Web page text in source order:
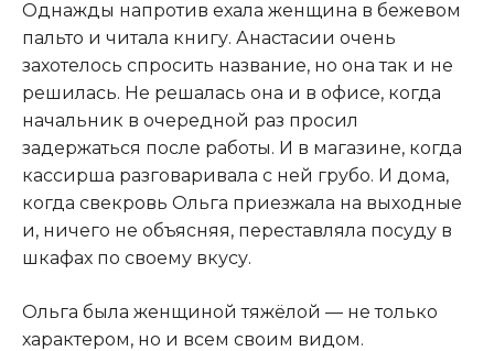
Однажды напротив ехала женщина в бежевом
пальто и читала книгу. Анастасии очень
захотелось спросить название, но она так и не
решилась. Не решалась она и в офисе, когда
начальник в очередной раз просил
задержаться после работы. И в магазине, когда
кассирша разговаривала с ней грубо. И дома,
когда свекровь Ольга приезжала на выходные
и, ничего не объясняя, переставляла посуду в
шкафах по своему вкусу.
Ольга была женщиной тяжёлой — не только
характером, но и всем своим видом.